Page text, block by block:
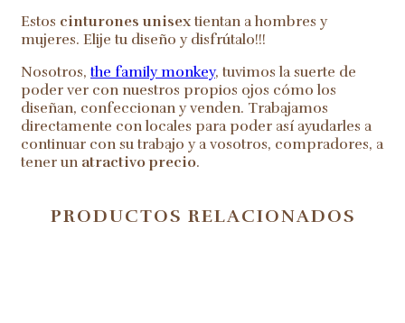
Estos cinturones unisex tientan a hombres y
mujeres. Elije tu diseño y disfrútalo!!!
Nosotros, the family monkey, tuvimos la suerte de
poder ver con nuestros propios ojos cómo los
diseñan, confeccionan y venden. Trabajamos
directamente con locales para poder así ayudarles a
continuar con su trabajo y a vosotros, compradores, a
tener un atractivo precio.
PRODUCTOS RELACIONADOS